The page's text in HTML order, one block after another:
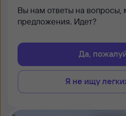
Вы нам ответы на
предложения. Идет?
Да,
Я не ищу